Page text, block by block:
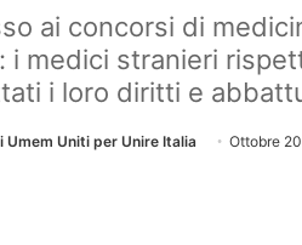
ai concorsi di
i medici stranieri
i loro diritti e
Umem Uniti per Unire Italia Ottobre